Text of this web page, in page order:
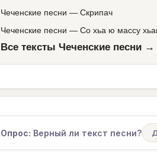
Чеченские песни — Скрипач
Чеченские песни — Со хьа ю массу
Все тексты Чеченские песни →
Опрос: Верный ли текст песни?